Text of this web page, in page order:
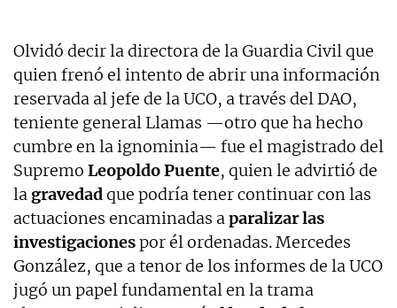
Olvidó decir la directora de la Guardia Civil que
quien frenó el intento de abrir una información
reservada al jefe de la UCO, a través del DAO,
teniente general Llamas —otro que ha hecho
cumbre en la ignominia— fue el magistrado del
Supremo Leopoldo Puente, quien le advirtió de
la gravedadque podría tener continuar con las
actuaciones encaminadas aparalizar las
investigacionespor él ordenadas. Mercedes
González, que a tenor de los informes de la UCO
jugó un papel fundamental en la trama